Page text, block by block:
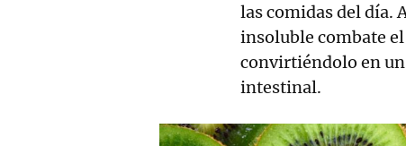
las comidas del día.
insoluble combate
convirtiéndolo en
intestinal.